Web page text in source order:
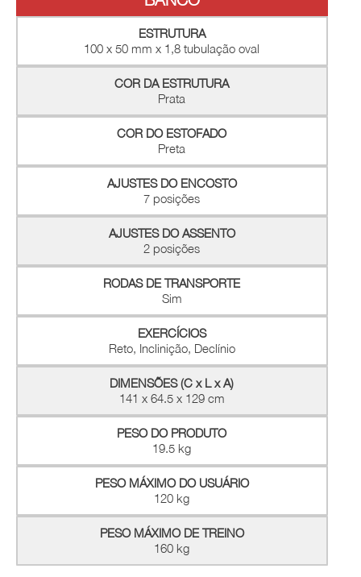
ESTRUTURA
100 x 50 mm x 1,8 tubulação oval
COR DA ESTRUTURA
Prata
COR DO ESTOFADO
Preta
AJUSTES DO ENCOSTO
7 posições
AJUSTES DO ASSENTO
2 posições
RODAS DE TRANSPORTE
Sim
EXERCÍCIOS
Reto, Inclinição, Declínio
DIMENSÕES (C x L x A)
141 x 64.5 x 129 cm
PESO DO PRODUTO
19.5 kg
PESO MÁXIMO DO USUÁRIO
120 kg
PESO MÁXIMO DE TREINO
160 kg